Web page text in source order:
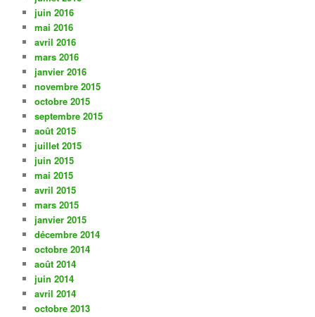
juin 2016
mai 2016
avril 2016
mars 2016
janvier 2016
novembre 2015
octobre 2015
septembre 2015
août 2015
juillet 2015
juin 2015
mai 2015
avril 2015
mars 2015
janvier 2015
décembre 2014
octobre 2014
août 2014
juin 2014
avril 2014
octobre 2013